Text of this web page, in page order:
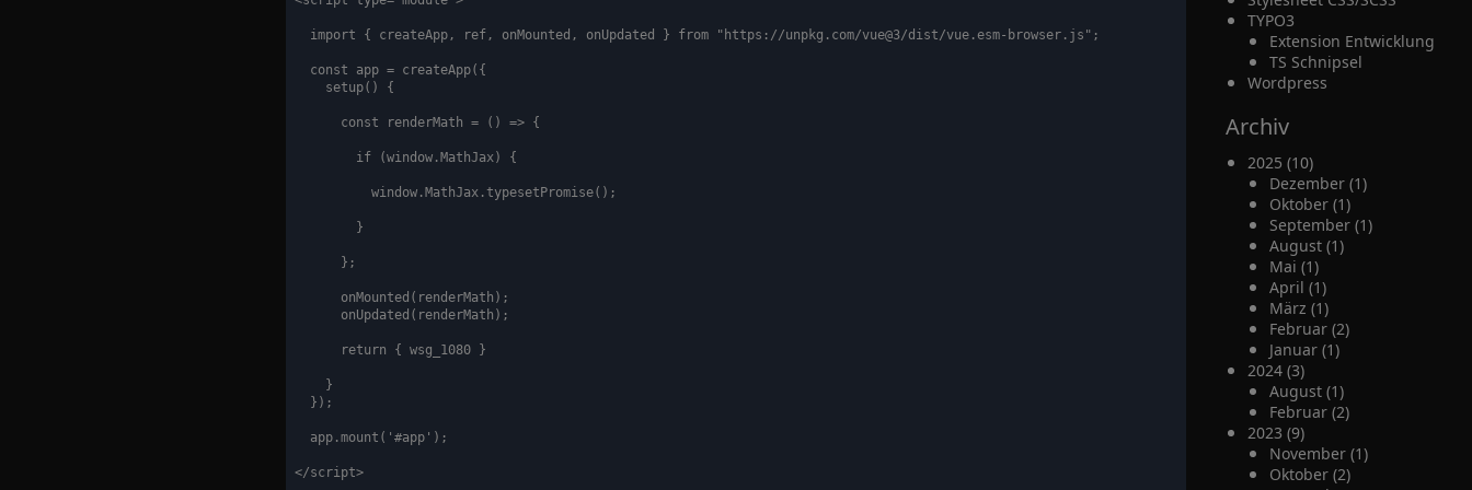
  import { createApp, ref, onMounted, onUpdated } from "https://unpkg.com/vue@3/dist/vue.esm-browser.js";
  const app = createApp({
    setup() {
      const renderMath = () => {
        if (window.MathJax) {
          window.MathJax.typesetPromise();
        }
      };
      onMounted(renderMath);
      onUpdated(renderMath);
      return { wsg_1080 }
    }
  });
  app.mount('#app');
</script>
TYPO3
Extension Entwicklung
TS Schnipsel
Wordpress
Archiv
2025 (10)
Dezember (1)
Oktober (1)
September (1)
August (1)
Mai (1)
April (1)
März (1)
Februar (2)
Januar (1)
2024 (3)
August (1)
Februar (2)
2023 (9)
November (1)
Oktober (2)
Anbieter
Google LLC
Cookies die von Werbenetzwerken gesetzt werden: